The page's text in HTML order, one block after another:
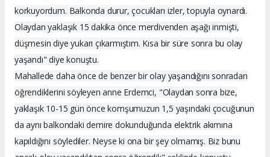
korkuyordum. Balkonda durur, çocukları izler, topuyla oynardı.
Olaydan yaklaşık 15 dakika önce merdivenden aşağı inmişti,
düşmesin diye yukarı çıkarmıştım. Kısa bir süre sonra bu olay
yaşandı" diye konuştu.
Mahallede daha önce de benzer bir olay yaşandığını sonradan
öğrendiklerini söyleyen anne Erdemci, "Olaydan sonra bize,
yaklaşık 10-15 gün önce komşumuzun 1,5 yaşındaki çocuğunun
da aynı balkondaki demire dokunduğunda elektrik akımına
kapıldığını söylediler. Neyse ki ona bir şey olmamış. Biz bunu